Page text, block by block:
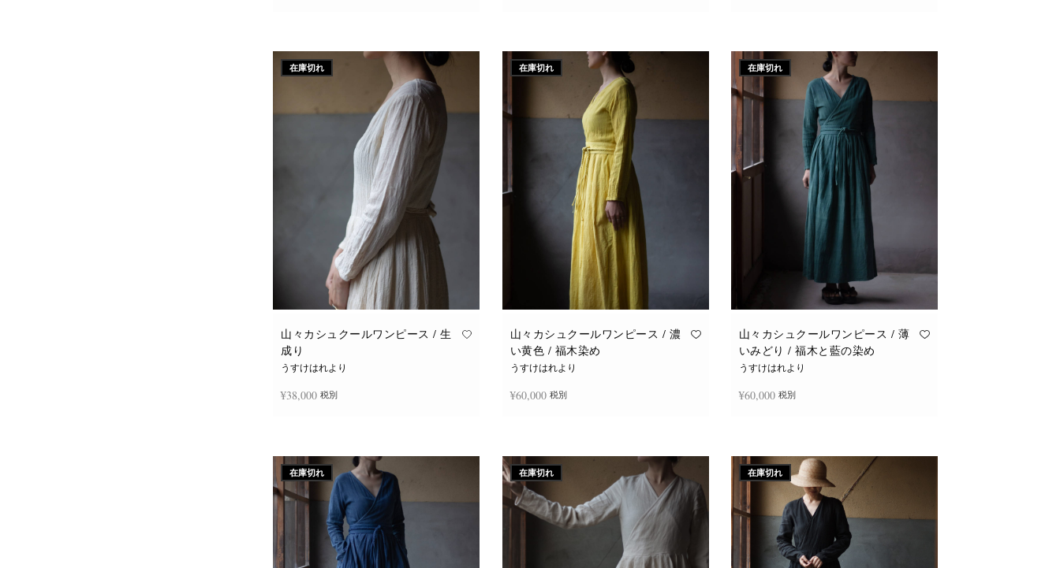
在庫切れ
山々カシュクールワンピース / 生
成り
うすけはれより
¥38,000 税別
在庫切れ
山々カシュクールワンピース / 濃
い黄色 / 福木染め
うすけはれより
¥60,000 税別
在庫切れ
山々カシュクールワンピース / 薄
いみどり / 福木と藍の染め
うすけはれより
¥60,000 税別
在庫切れ 在庫切れ 在庫切れ